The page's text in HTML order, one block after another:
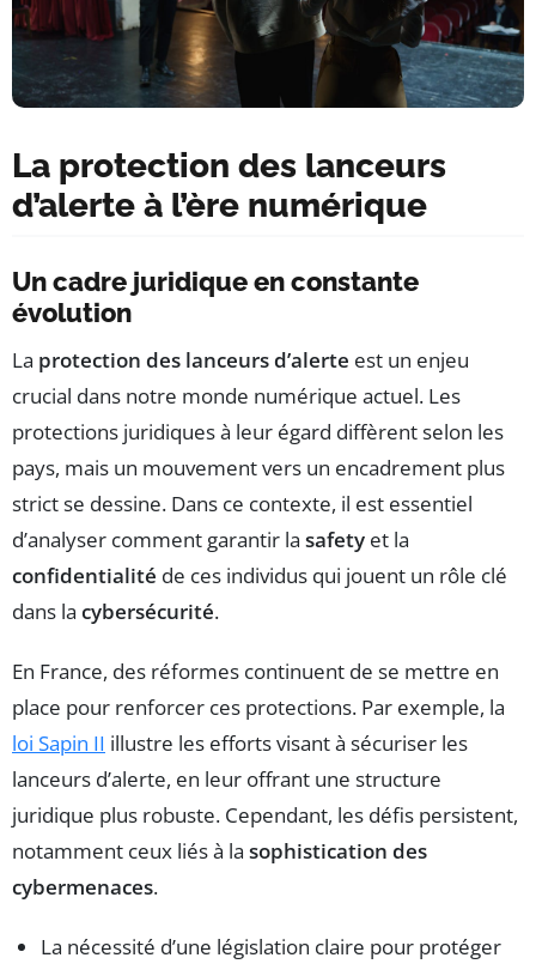
La protection des lanceurs
d’alerte à l’ère numérique
Un cadre juridique en constante
évolution
La protection des lanceurs d’alerte est un enjeu
crucial dans notre monde numérique actuel. Les
protections juridiques à leur égard diffèrent selon les
pays, mais un mouvement vers un encadrement plus
strict se dessine. Dans ce contexte, il est essentiel
d’analyser comment garantir la safety et la
confidentialité de ces individus qui jouent un rôle clé
dans la cybersécurité.
En France, des réformes continuent de se mettre en
place pour renforcer ces protections. Par exemple, la
loi Sapin II illustre les efforts visant à sécuriser les
lanceurs d’alerte, en leur offrant une structure
juridique plus robuste. Cependant, les défis persistent,
notamment ceux liés à la sophistication des
cybermenaces.
La nécessité d’une législation claire pour protéger